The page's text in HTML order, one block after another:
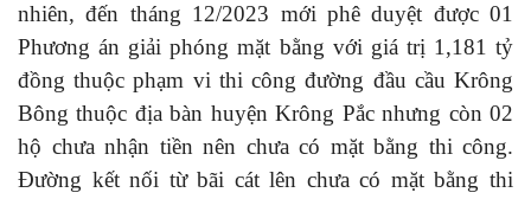
nhiên, đến tháng 12/2023 mới phê duyệt được 01
Phương án giải phóng mặt bằng với giá trị 1,181 tỷ
đồng thuộc phạm vi thi công đường đầu cầu Krông
Bông thuộc địa bàn huyện Krông Pắc nhưng còn 02
hộ chưa nhận tiền nên chưa có mặt bằng thi công.
Đường kết nối từ bãi cát lên chưa có mặt bằng thi